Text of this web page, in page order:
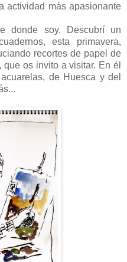
actividad más apasionante
donde soy. Descubrí un
esta primavera,
recortes de papel de
os invito a visitar. En él
de Huesca y del